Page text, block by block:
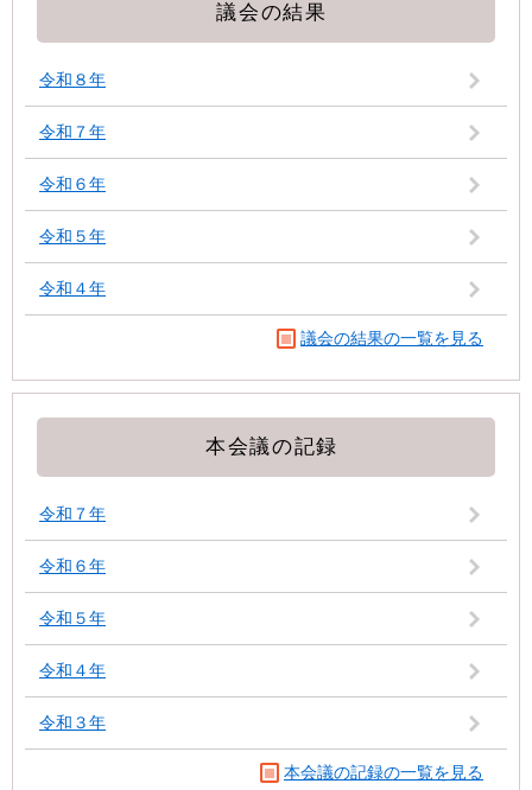
議会の結果
令和８年
令和７年
令和６年
令和５年
令和４年
議会の結果の一覧を見る
本会議の記録
令和７年
令和６年
令和５年
令和４年
令和３年
本会議の記録の一覧を見る